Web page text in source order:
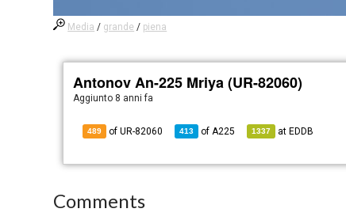
Media / grande / piena
Antonov An-225 Mriya (UR-82060)
Aggiunto 8 anni fa
489 of UR-82060 413 ofA225 1337 at EDDB
Comments